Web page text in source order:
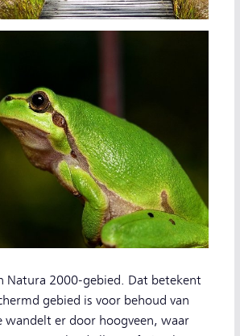
Natura 2000-gebied. Dat betekent
gebied is voor behoud van
wandelt er door hoogveen, waar